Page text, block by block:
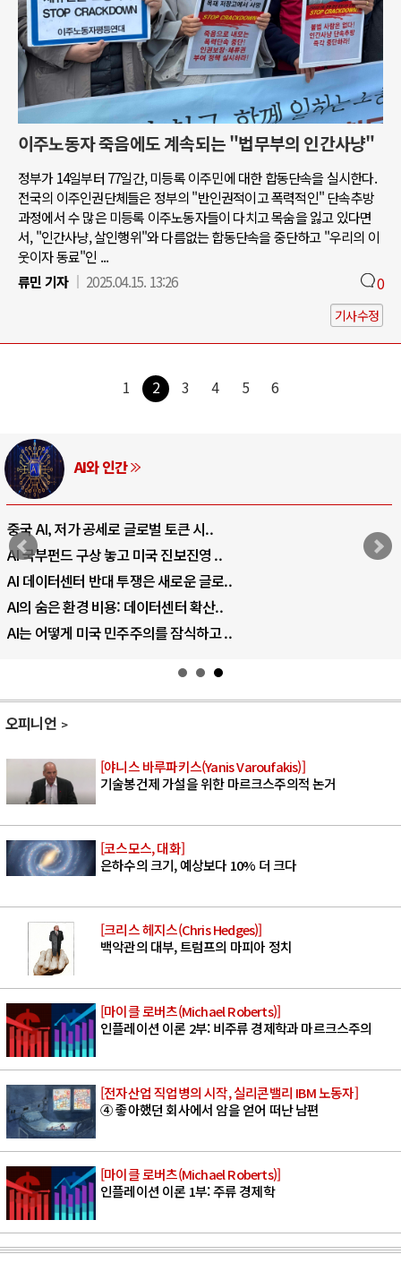
이주노동자 죽음에도 계속되는 "법무부의 인간사냥"
정부가 14일부터 77일간, 미등록 이주민에 대한 합동단속을 실시한다.
전국의 이주인권단체들은 정부의 "반인권적이고 폭력적인" 단속추방
과정에서 수 많은 미등록 이주노동자들이 다치고 목숨을 잃고 있다면
서, "인간사냥, 살인행위"와 다름없는 합동단속을 중단하고 "우리의 이
웃이자 동료"인 ...
류민 기자
2025.04.15. 13:26 0
기사수정
1 2 3 4 5 6
AI와 인간
중국 AI, 저가 공세로 글로벌 토큰 시..
AI 국부펀드 구상 놓고 미국 진보진영 ..
AI 데이터센터 반대 투쟁은 새로운 글로..
AI의 숨은 환경 비용: 데이터센터 확산..
AI는 어떻게 미국 민주주의를 잠식하고 ..
오피니언
[야니스 바루파키스(Yanis Varoufakis)]
기술봉건제 가설을 위한 마르크스주의적 논거
[코스모스, 대화]
은하수의 크기, 예상보다 10% 더 크다
[크리스 헤지스(Chris Hedges)]
백악관의 대부, 트럼프의 마피아 정치
[마이클 로버츠(Michael Roberts)]
인플레이션 이론 2부: 비주류 경제학과 마르크스주의
[전자산업 직업병의 시작, 실리콘밸리 IBM 노동자]
④ 좋아했던 회사에서 암을 얻어 떠난 남편
[마이클 로버츠(Michael Roberts)]
인플레이션 이론 1부: 주류 경제학